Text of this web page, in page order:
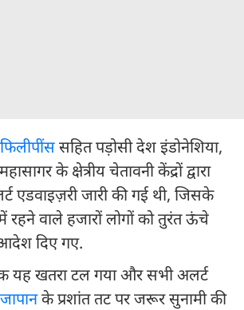
फिलीपींससहित पड़ोसी देश इंडोनेशिया,
के क्षेत्रीय चेतावनी केंद्रों द्वारा
एडवाइज़री जारी की गई थी, जिसके
रहने वाले हजारों लोगों को तुरंत ऊंचे
दिए गए.
यह खतरा टल गया और सभी अलर्ट
जापानके प्रशांत तट पर जरूर सुनामी की